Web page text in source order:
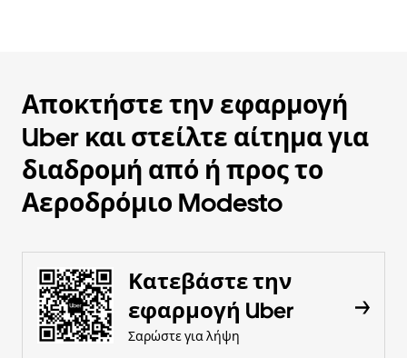
Αποκτήστε την εφαρμογή
Uber και στείλτε αίτημα για
διαδρομή από ή προς το
Αεροδρόμιο Modesto
Κατεβάστε την
εφαρμογή Uber
Σαρώστε για λήψη